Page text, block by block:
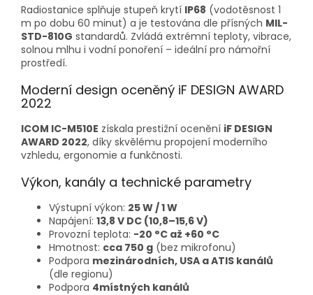
Radiostanice splňuje stupeň krytí IP68 (vodotěsnost 1
m po dobu 60 minut) a je testována dle přísných MIL-
STD-810G standardů. Zvládá extrémní teploty, vibrace,
solnou mlhu i vodní ponoření – ideální pro námořní
prostředí.
Moderní design oceněný iF DESIGN AWARD
2022
ICOM IC-M510E získala prestižní ocenění iF DESIGN
AWARD 2022, díky skvělému propojení moderního
vzhledu, ergonomie a funkčnosti.
Výkon, kanály a technické parametry
Výstupní výkon: 25 W / 1 W
Napájení: 13,8 V DC (10,8–15,6 V)
Provozní teplota: -20 °C až +60 °C
Hmotnost: cca 750 g (bez mikrofonu)
Podpora mezinárodních, USA a ATIS kanálů
(dle regionu)
Podpora 4místných kanálů